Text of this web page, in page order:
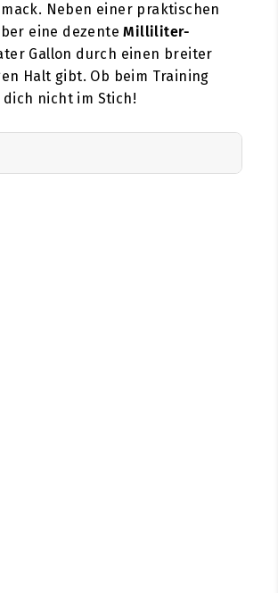
Neben einer praktischen
eine dezente Milliliter-
Gallon durch einen breiter
Halt gibt. Ob beim Training
dich nicht im Stich!